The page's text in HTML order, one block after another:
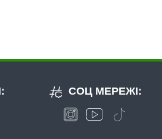
СОЦ МЕРЕЖІ: